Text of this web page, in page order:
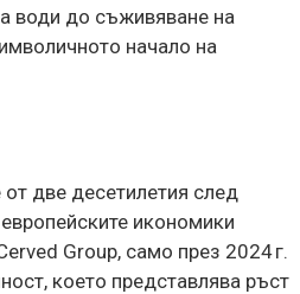
води до съживяване на
начало на
две десетилетия след
икономики
Group, само през 2024 г.
което представлява ръст